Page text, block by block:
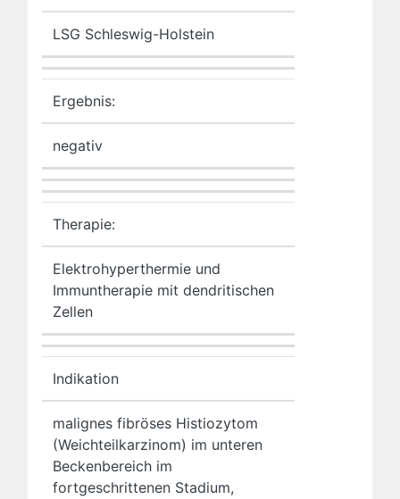
LSG Schleswig-Holstein
Ergebnis:
negativ
Therapie:
Elektrohyperthermie und
Immuntherapie mit dendritischen
Zellen
Indikation
malignes fibröses Histiozytom
(Weichteilkarzinom) im unteren
Beckenbereich im
fortgeschrittenen Stadium,